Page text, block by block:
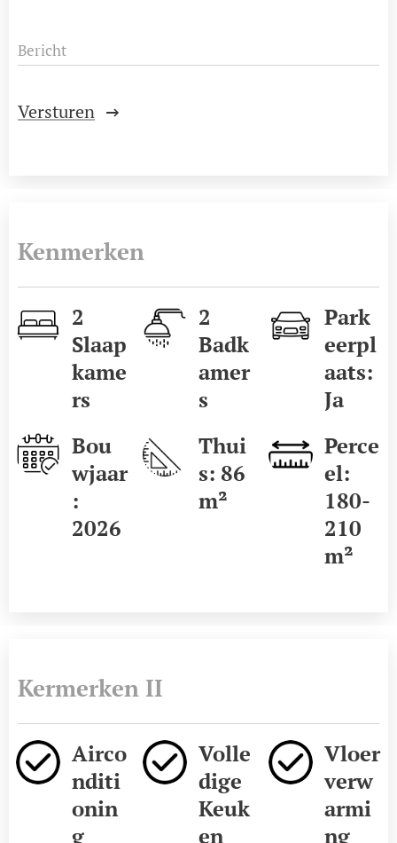
Bericht
Versturen
Kenmerken
2
Slaap
kame
rs
2
Badk
amer
s
Park
eerpl
aats:
Ja
Bou
wjaar
:
2026
Thui
s: 86
m²
Perce
el:
180-
210
m²
Kermerken II
Airco
nditi
onin
g
Volle
dige
Keuk
en
Vloer
verw
armi
ng